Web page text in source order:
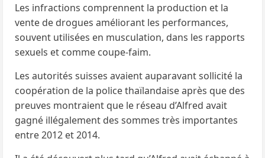
Les infractions comprennent la production et la
vente de drogues améliorant les performances,
souvent utilisées en musculation, dans les rapports
sexuels et comme coupe-faim.
Les autorités suisses avaient auparavant sollicité la
coopération de la police thaïlandaise après que des
preuves montraient que le réseau d’Alfred avait
gagné illégalement des sommes très importantes
entre 2012 et 2014.